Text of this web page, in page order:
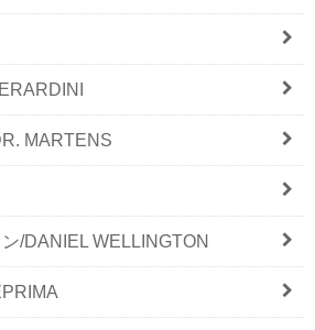
MARTENS
/DANIEL WELLINGTON